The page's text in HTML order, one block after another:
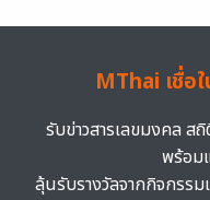
MThai เชื่อ
รับข่าวสารเลขมงคล ส
พร้อม
ลุ้นรับรางวัลจากกิจกรร